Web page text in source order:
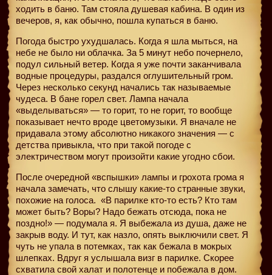
ходить в баню. Там стояла душевая кабина. В один из
вечеров, я, как обычно, пошла купаться в баню.
Погода быстро ухудшалась. Когда я шла мыться, на
небе не было ни облачка. За 5 минут небо почернело,
подул сильный ветер. Когда я уже почти заканчивала
водные процедуры, раздался оглушительный гром.
Через несколько секунд начались так называемые
чудеса. В бане горел свет. Лампа начала
«выделываться» — то горит, то не горит, то вообще
показывает нечто вроде цветомузыки. Я вначале не
придавала этому абсолютно никакого значения — с
детства привыкла, что при такой погоде с
электричеством могут произойти какие угодно сбои.
После очередной «вспышки» лампы и грохота грома я
начала замечать, что слышу какие-то странные звуки,
похожие на голоса. «В парилке кто-то есть? Кто там
может быть? Воры? Надо бежать отсюда, пока не
поздно!» — подумала я. Я выбежала из душа, даже не
закрыв воду. И тут, как назло, опять выключили свет. Я
чуть не упала в потемках, так как бежала в мокрых
шлепках. Вдруг я услышала визг в парилке. Скорее
схватила свой халат и полотенце и побежала в дом.